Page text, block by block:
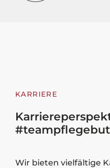
KARRIERE
Wir bieten vielfältige